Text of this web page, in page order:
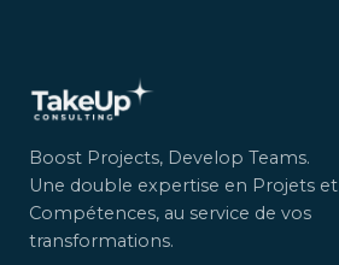
Boost Projects, Develop Teams.
Une double expertise en Projets et
Compétences, au service de vos
transformations.